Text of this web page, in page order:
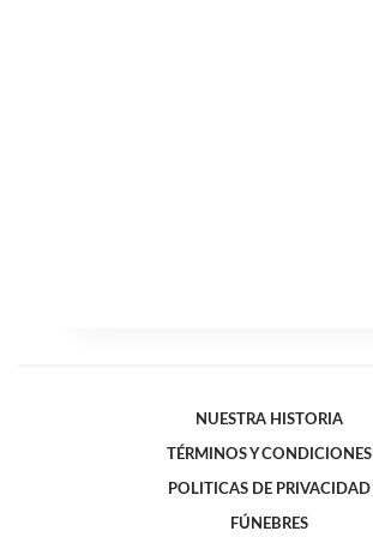
NUESTRA HISTORIA
TÉRMINOS Y CONDICIONES
POLITICAS DE PRIVACIDAD
FÚNEBRES